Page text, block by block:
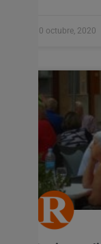
30 octubre, 2020